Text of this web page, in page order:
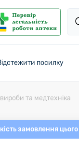
посилку
та медтехніка
замовлення